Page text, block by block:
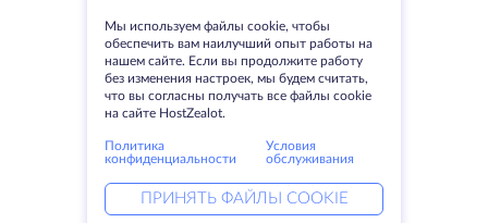
Мы используем файлы cookie, чтобы
обеспечить вам наилучший опыт работы на
нашем сайте. Если вы продолжите работу
без изменения настроек, мы будем считать,
что вы согласны получать все файлы cookie
на сайте HostZealot.
Политика
конфиденциальности
Условия
обслуживания
ПРИНЯТЬ ФАЙЛЫ COOKIE